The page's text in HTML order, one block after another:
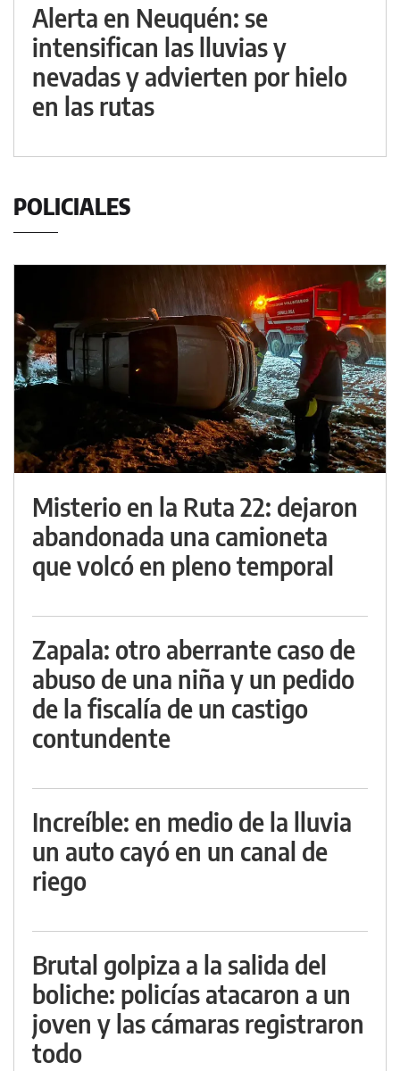
Alerta en Neuquén: se
intensifican las lluvias y
nevadas y advierten por hielo
en las rutas
POLICIALES
Misterio en la Ruta 22: dejaron
abandonada una camioneta
que volcó en pleno temporal
Zapala: otro aberrante caso de
abuso de una niña y un pedido
de la fiscalía de un castigo
contundente
Increíble: en medio de la lluvia
un auto cayó en un canal de
riego
Brutal golpiza a la salida del
boliche: policías atacaron a un
joven y las cámaras registraron
todo